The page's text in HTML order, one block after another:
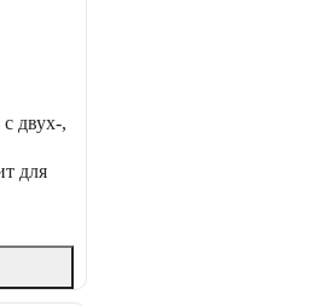
двух-,
для